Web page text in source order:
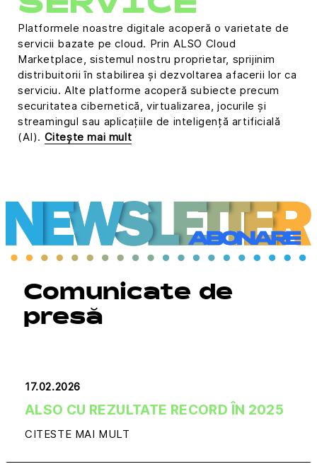
SERVICE
Platformele noastre digitale acoperă o varietate de
servicii bazate pe cloud. Prin ALSO Cloud
Marketplace, sistemul nostru proprietar, sprijinim
distribuitorii în stabilirea și dezvoltarea afacerii lor ca
serviciu. Alte platforme acoperă subiecte precum
securitatea cibernetică, virtualizarea, jocurile și
streamingul sau aplicațiile de inteligență artificială
(AI). Citește mai mult
Comunicate de
presă
17.02.2026
ALSO CU REZULTATE RECORD ÎN 2025
CITESTE MAI MULT